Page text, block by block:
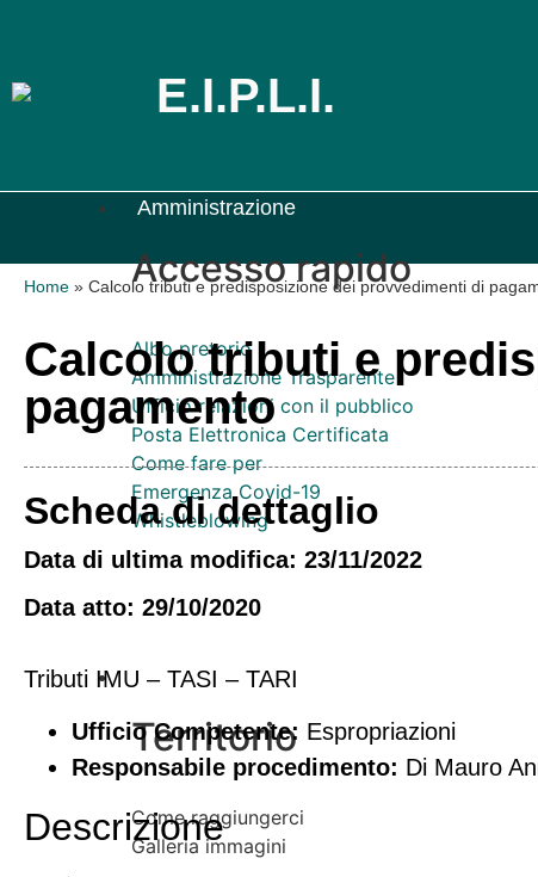
E.I.P.L.I.
Amministrazione
Accesso rapido
Albo pretorio
Amministrazione Trasparente
Ufficio relazioni con il pubblico
Posta Elettronica Certificata
Come fare per
Emergenza Covid-19
Whistleblowing
Vivere l’Ente
Territorio
Come raggiungerci
Galleria immagini
Home » Calcolo tributi e predisposizione dei provvedimenti di
Calcolo tributi e
pagamento
Scheda di dettaglio
Data di ultima modifica: 23/11/2022
Data atto: 29/10/2020
Tributi IMU – TASI – TARI
Ufficio Competente: Espropriazioni
Responsabile procedimento: Di Mauro
Descrizione